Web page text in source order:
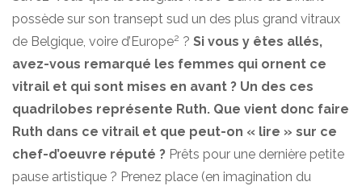
possède sur son transept sud un des plus grand vitraux
de Belgique, voire d’Europe2 ? Si vous y êtes allés,
avez-vous remarqué les femmes qui ornent ce
vitrail et qui sont mises en avant ? Un des ces
quadrilobes représente Ruth. Que vient donc faire
Ruth dans ce vitrail et que peut-on « lire » sur ce
chef-d’oeuvre réputé ? Prêts pour une dernière petite
pause artistique ? Prenez place (en imagination du